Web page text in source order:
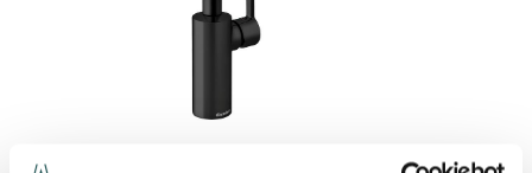
Köksblandare utan avstängning, Silhouet